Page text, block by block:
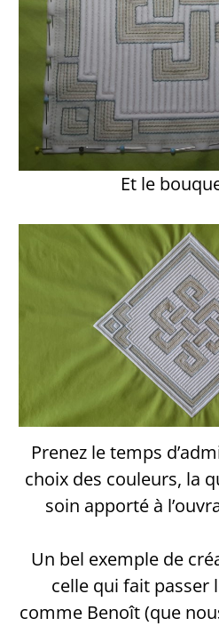
Et le
Prenez le temps
choix des couleurs, la
soin apporté à
Un bel exemple de
celle qui fait passer
comme Benoît (que